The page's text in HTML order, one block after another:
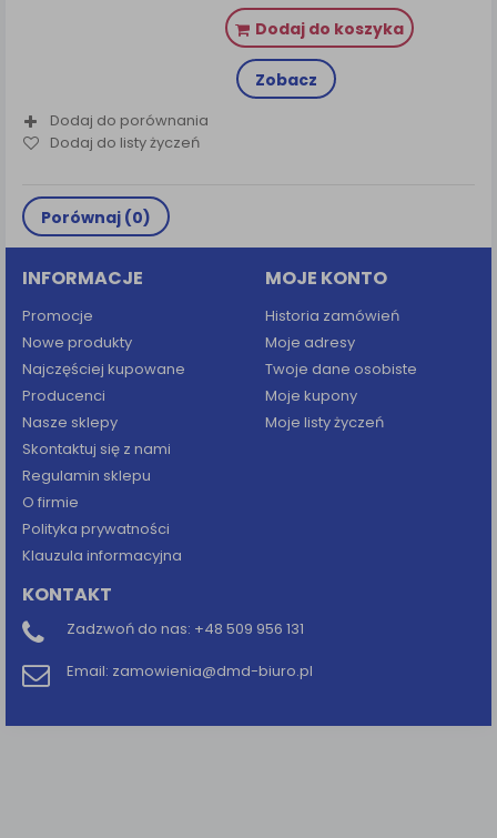
Dodaj do koszyka
Zobacz
Dodaj do porównania
Dodaj do listy życzeń
Porównaj (0)
INFORMACJE
Promocje
Nowe produkty
Najczęściej kupowane
Producenci
Nasze sklepy
Skontaktuj się z nami
Regulamin sklepu
O firmie
Polityka prywatności
Klauzula informacyjna
MOJE KONTO
Historia zamówień
Moje adresy
Twoje dane osobiste
Moje kupony
Moje listy życzeń
KONTAKT
Zadzwoń do nas: +48 509 956 131
Email: zamowienia@dmd-biuro.pl